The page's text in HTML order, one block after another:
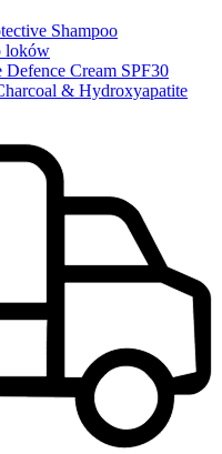
Shampoo
loków
Cream SPF30
& Hydroxyapatite